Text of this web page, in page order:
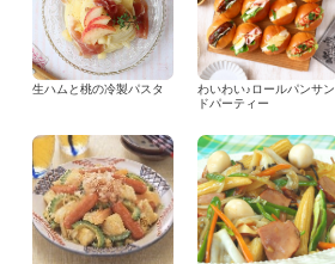
生ハムと桃の冷製パスタ
わいわい♪ロールパンサン
ドパーティー